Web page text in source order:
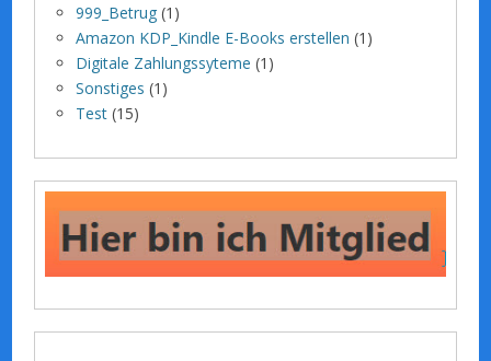
999_Betrug (1)
Amazon KDP_Kindle E-Books erstellen (1)
Digitale Zahlungssyteme (1)
Sonstiges (1)
Test (15)